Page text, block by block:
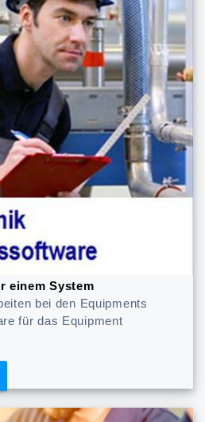
einem System
bei den Equipments
für das Equipment